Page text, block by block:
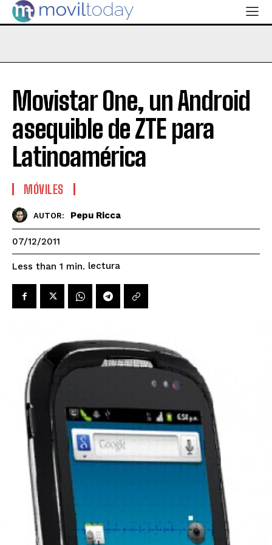
Movistar One, un Android
asequible de ZTE para
Latinoamérica
MÓVILES
AUTOR: Pepu Ricca
07/12/2011
Less than 1 min. lectura